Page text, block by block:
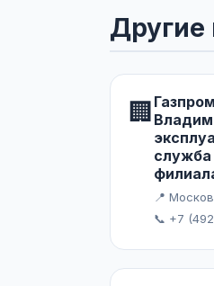
Другие
🏢
служба
📍